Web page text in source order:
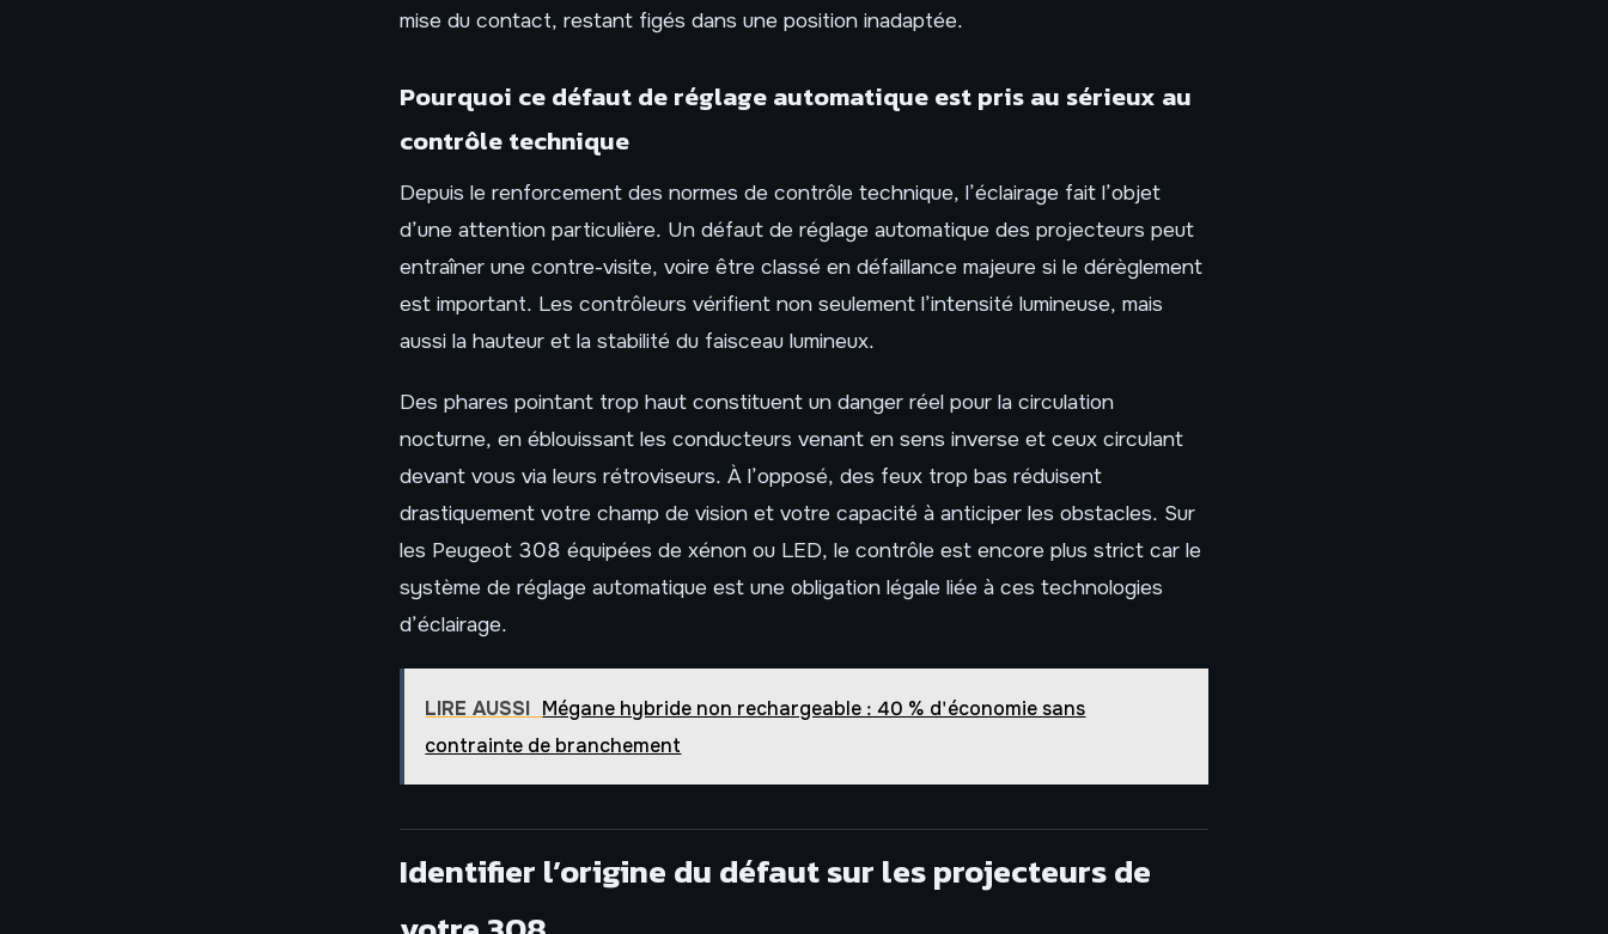
mise du contact, restant figés dans une position inadaptée.
Pourquoi ce défaut de réglage automatique est pris au sérieux au
contrôle technique
Depuis le renforcement des normes de contrôle technique, l’éclairage fait l’objet
d’une attention particulière. Un défaut de réglage automatique des projecteurs peut
entraîner une contre-visite, voire être classé en défaillance majeure si le dérèglement
est important. Les contrôleurs vérifient non seulement l’intensité lumineuse, mais
aussi la hauteur et la stabilité du faisceau lumineux.
Des phares pointant trop haut constituent un danger réel pour la circulation
nocturne, en éblouissant les conducteurs venant en sens inverse et ceux circulant
devant vous via leurs rétroviseurs. À l’opposé, des feux trop bas réduisent
drastiquement votre champ de vision et votre capacité à anticiper les obstacles. Sur
les Peugeot 308 équipées de xénon ou LED, le contrôle est encore plus strict car le
système de réglage automatique est une obligation légale liée à ces technologies
d’éclairage.
LIRE AUSSI Mégane hybride non rechargeable : 40 % d'économie sans
contrainte de branchement
Identifier l’origine du défaut sur les projecteurs de